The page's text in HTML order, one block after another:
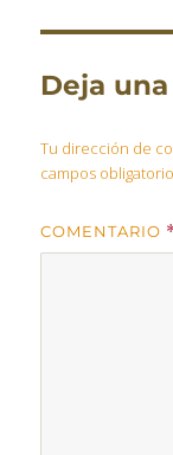
Deja
Tu dirección de
campos
COMENTARIO